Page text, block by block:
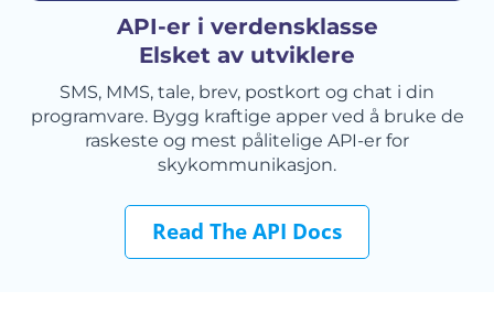
catch( function(err){
    console
.error ( err.body)
API-er i verdensklasse
Elsket av utviklere
SMS, MMS, tale, brev, postkort og chat i din
programvare. Bygg kraftige apper ved å bruke de
raskeste og mest pålitelige API-er for
skykommunikasjon.
Read The API Docs